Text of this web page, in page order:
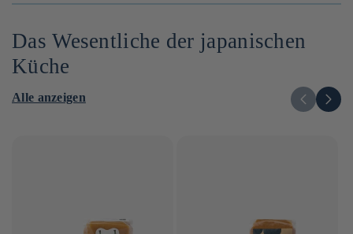
Das Wesentliche der japanischen
Küche
Alle anzeigen